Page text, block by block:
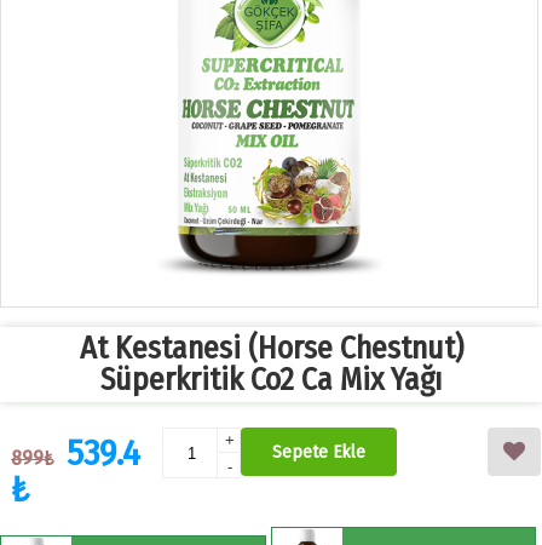
At Kestanesi (Horse Chestnut)
Süperkritik Co2 Ca Mix Yağı
899₺ 539.4
₺
+
-
Sepete Ekle